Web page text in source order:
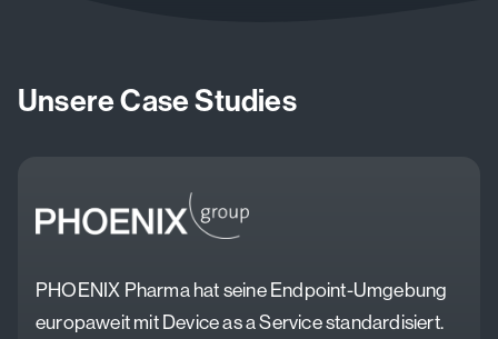
Unsere Case Studies
PHOENIX Pharma hat seine Endpoint-Umgebung
europaweit mit Device as a Service standardisiert.